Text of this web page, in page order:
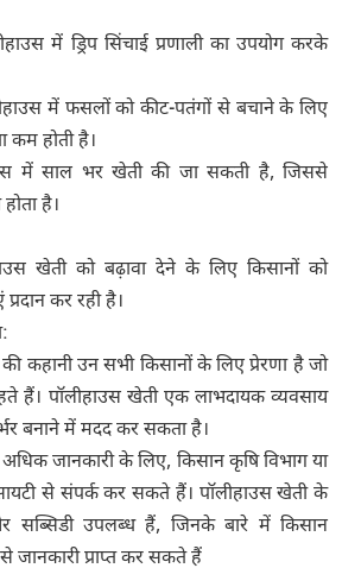
में ड्रिप सिंचाई प्रणाली का उपयोग करके
में फसलों को कीट-पतंगों से बचाने के लिए
कम होती है।
में साल भर खेती की जा सकती है, जिससे
है।
खेती को बढ़ावा देने के लिए किसानों को
कर रही है।
कहानी उन सभी किसानों के लिए प्रेरणा है जो
हैं। पॉलीहाउस खेती एक लाभदायक व्यवसाय
बनाने में मदद कर सकता है।
जानकारी के लिए, किसान कृषि विभाग या
से संपर्क कर सकते हैं। पॉलीहाउस खेती के
सब्सिडी उपलब्ध हैं, जिनके बारे में किसान
जानकारी प्राप्त कर सकते हैं